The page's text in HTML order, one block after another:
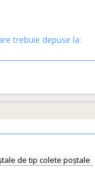
trebuie depuse la:
de tip colete poștale